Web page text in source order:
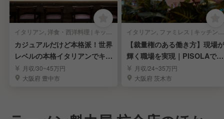
イタリアン, 洋食・西洋料理 | キッチンスタッフ
カジュアルだけど本格派！世界
レベルの本格イタリアンでキッ
チンスタッフ募集！
月収/30~45万円
大阪府 豊中市
イタリアン, ファミレス | キッチンスタッフ
【裁量権のある働き方】現場が
輝く職場を実現｜PISOLAで料
理長候補募集
月収/24~35万円
大阪府 茨木市